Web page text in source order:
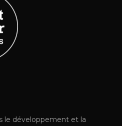
le développement et la